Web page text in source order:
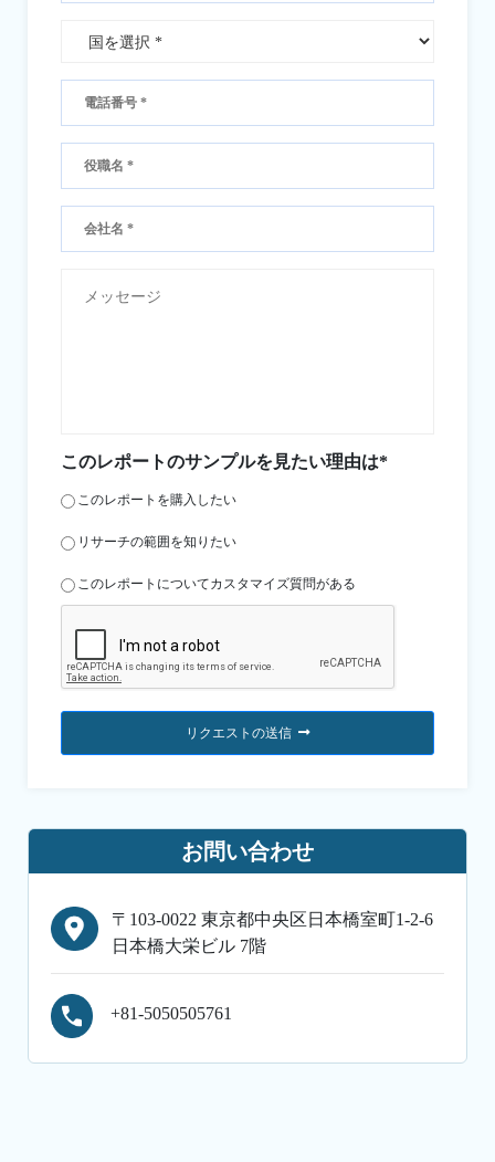
このレポートのサンプルを見たい理由は*
このレポートを購入したい
リサーチの範囲を知りたい
このレポートについてカスタマイズ質問がある
リクエストの送信
お問い合わせ
〒103-0022 東京都中央区日本橋室町1-2-6
日本橋大栄ビル 7階
+81-5050505761